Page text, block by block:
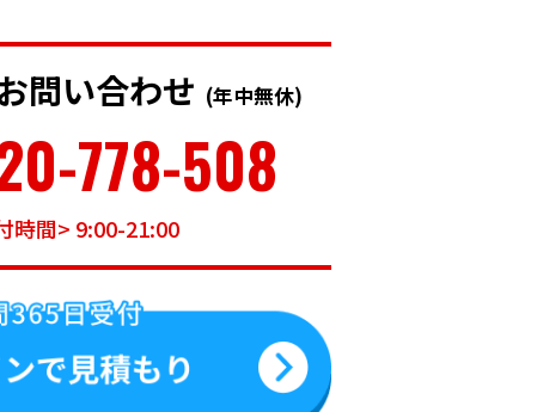
問い合わせ (年中無休)
778-508
時間> 9:00-21:00